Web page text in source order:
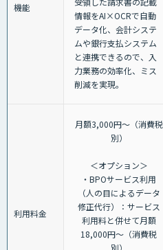
機能
情報をAI×OCRで自動
データ化、会計システ
ムや銀行支払システム
と連携できるので、入
力業務の効率化、ミス
削減を実現。
利用料金
月額3,000円～（消費税
別）
＜オプション＞
・BPOサービス利用
（人の目によるデータ
修正代行）：サービス
利用料と併せて月額
18,000円～（消費税
別）